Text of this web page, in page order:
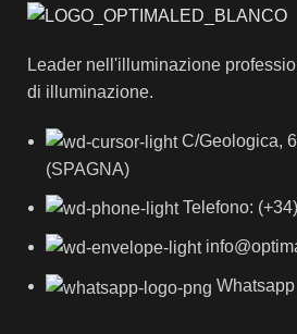
Leader nell'illuminazione
di illuminazione.
C/Geologica,
(SPAGNA)
Telefono:
Whatsapp